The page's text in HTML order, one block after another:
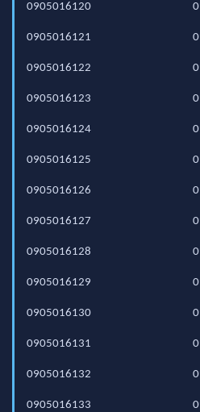
0905016120
0905016121
0905016122
0905016123
0905016124
0905016125
0905016126
0905016127
0905016128
0905016129
0905016130
0905016131
0905016132
0905016133